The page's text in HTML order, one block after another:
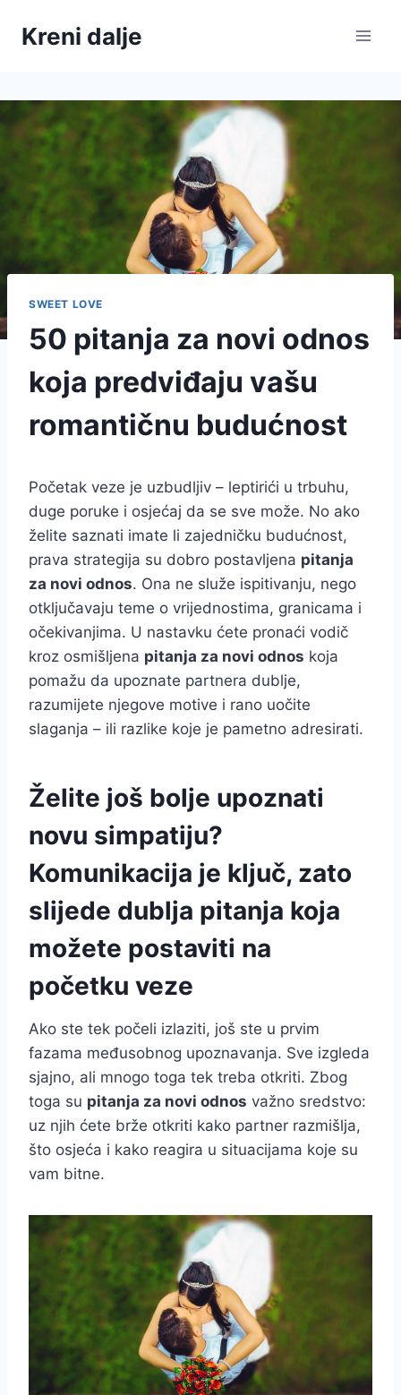
Kreni dalje
SWEET LOVE
50 pitanja za novi odnos
koja predviđaju vašu
romantičnu budućnost
Početak veze je uzbudljiv – leptirići u trbuhu,
duge poruke i osjećaj da se sve može. No ako
želite saznati imate li zajedničku budućnost,
prava strategija su dobro postavljena pitanja
za novi odnos. Ona ne služe ispitivanju, nego
otključavaju teme o vrijednostima, granicama i
očekivanjima. U nastavku ćete pronaći vodič
kroz osmišljena pitanja za novi odnos koja
pomažu da upoznate partnera dublje,
razumijete njegove motive i rano uočite
slaganja – ili razlike koje je pametno adresirati.
Želite još bolje upoznati
novu simpatiju?
Komunikacija je ključ, zato
slijede dublja pitanja koja
možete postaviti na
početku veze
Ako ste tek počeli izlaziti, još ste u prvim
fazama međusobnog upoznavanja. Sve izgleda
sjajno, ali mnogo toga tek treba otkriti. Zbog
toga su pitanja za novi odnos važno sredstvo:
uz njih ćete brže otkriti kako partner razmišlja,
što osjeća i kako reagira u situacijama koje su
vam bitne.